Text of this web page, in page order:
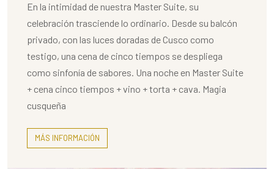
En la intimidad de nuestra Master Suite, su
celebración trasciende lo ordinario. Desde su balcón
privado, con las luces doradas de Cusco como
testigo, una cena de cinco tiempos se despliega
como sinfonía de sabores. Una noche en Master Suite
+ cena cinco tiempos + vino + torta + cava. Magia
cusqueña
MÁS INFORMACIÓN